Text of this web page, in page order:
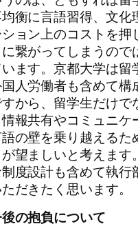
衡に言語習得、文化
ョン上のコストを押
繋がってしまうので
ます。京都大学は留
人労働者も含めて構
から、留学生だけで
報共有やコミュニケ
の壁を乗り越えるた
望ましいと考えます
度設計も含めて執行
だきたく思います。
後の抱負について